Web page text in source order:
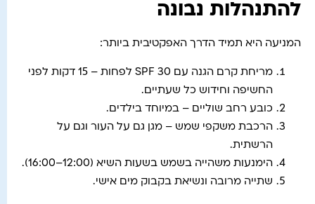
להתנהלות נבונה
המניעה היא תמיד הדרך האפקטיבית ביותר:
מריחת קרם הגנה עם SPF 30 לפחות – 15 דקות לפני
החשיפה וחידוש כל שעתיים.
כובע רחב שוליים – במיוחד בילדים.
הרכבת משקפי שמש – מגן גם על העור וגם על
הרשתית.
הימנעות משהייה בשמש בשעות השיא (12:00–16:00).
שתייה מרובה ונשיאת בקבוק מים אישי.